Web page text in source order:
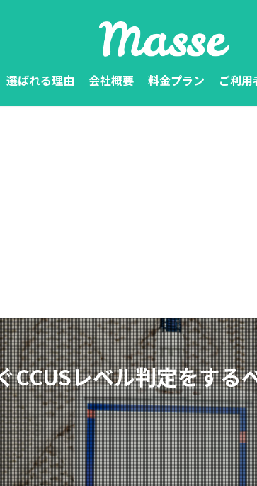
選ばれる理由 会社概要 料金プラン ご利用
CCUSレベル判定をする